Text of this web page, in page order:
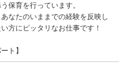
保育を行っています。
なたのいままでの経験を反映し
方にピッタリなお仕事です！
ト】